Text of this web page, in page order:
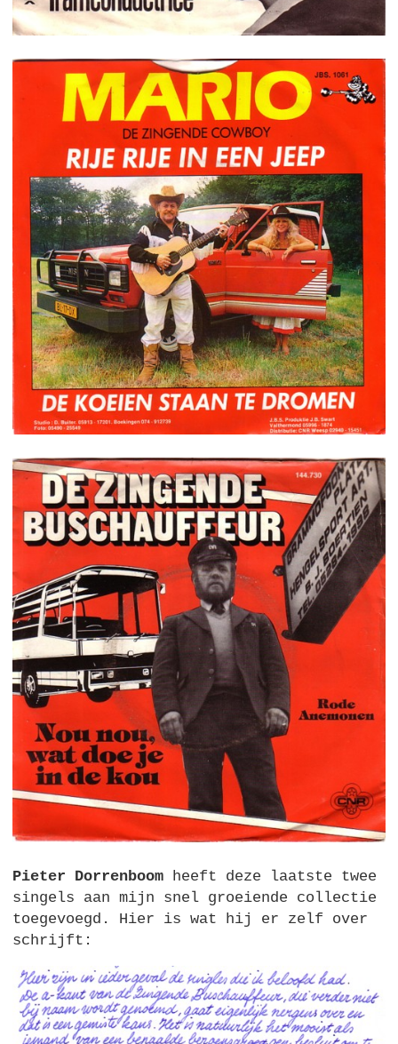
Pieter Dorrenboom heeft deze laatste twee
singels aan mijn snel groeiende collectie
toegevoegd. Hier is wat hij er zelf over
schrijft: